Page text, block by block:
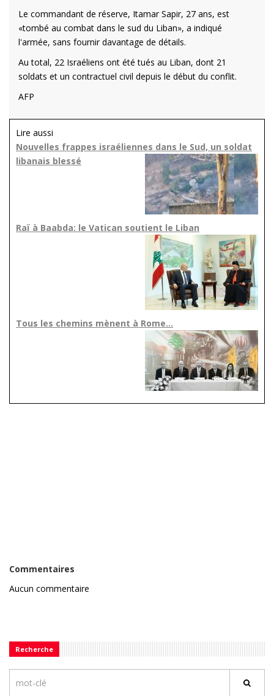
Le commandant de réserve, Itamar Sapir, 27 ans, est
«tombé au combat dans le sud du Liban», a indiqué
l'armée, sans fournir davantage de détails.
Au total, 22 Israéliens ont été tués au Liban, dont 21
soldats et un contractuel civil depuis le début du conflit.
AFP
Lire aussi
Nouvelles frappes israéliennes dans le Sud, un soldat
libanais blessé
Raï à Baabda: le Vatican soutient le Liban
Tous les chemins mènent à Rome…
Commentaires
Aucun commentaire
Recherche